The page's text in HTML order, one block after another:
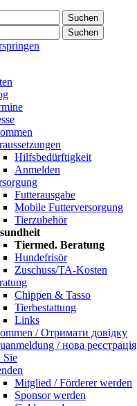
Suchen
Suchen
Hilfsbedürftigkeit
Anmelden
Futterausgabe
Mobile Futterversorgung
Tierzubehör
Tiermed. Beratung
Hundefrisör
Zuschuss/TA-Kosten
Chippen & Tasso
Tierbestattung
Links
/ Отримати довідку
/ нова реєстрація
Sie
Mitglied / Förderer werden
Sponsor werden